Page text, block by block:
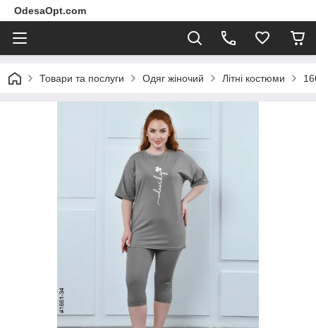
OdesaOpt.com
Товари та послуги Одяг жіночий Літні костюми